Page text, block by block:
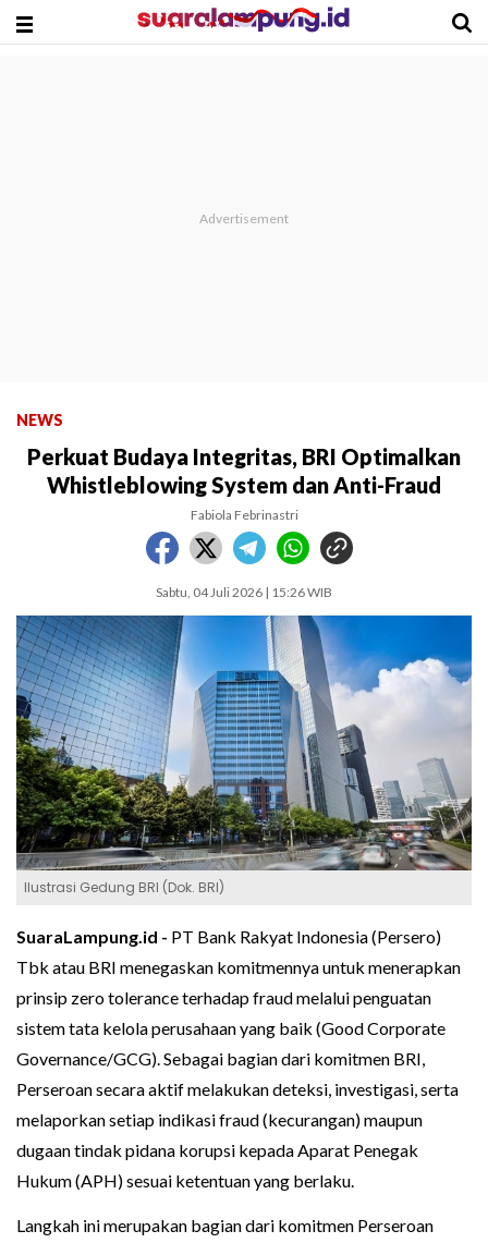
NEWS
Perkuat Budaya Integritas, BRI Optimalkan
Whistleblowing System dan Anti-Fraud
Fabiola Febrinastri
Sabtu, 04 Juli 2026 | 15:26 WIB
Ilustrasi Gedung BRI (Dok. BRI)
SuaraLampung.id - PT Bank Rakyat Indonesia (Persero)
Tbk atau BRI menegaskan komitmennya untuk menerapkan
prinsip zero tolerance terhadap fraud melalui penguatan
sistem tata kelola perusahaan yang baik (Good Corporate
Governance/GCG). Sebagai bagian dari komitmen BRI,
Perseroan secara aktif melakukan deteksi, investigasi, serta
melaporkan setiap indikasi fraud (kecurangan) maupun
dugaan tindak pidana korupsi kepada Aparat Penegak
Hukum (APH) sesuai ketentuan yang berlaku.
Langkah ini merupakan bagian dari komitmen Perseroan